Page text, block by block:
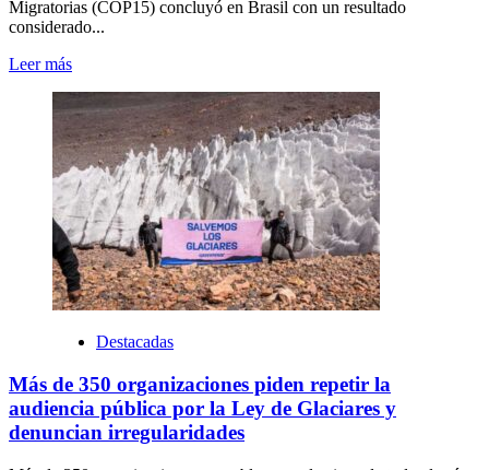
Migratorias (COP15) concluyó en Brasil con un resultado
considerado...
Leer más
Destacadas
Más de 350 organizaciones piden repetir la
audiencia pública por la Ley de Glaciares y
denuncian irregularidades